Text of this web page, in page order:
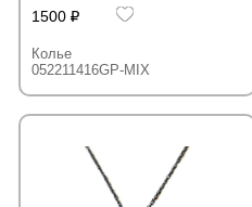
1500
Колье
052211416GP-MIX